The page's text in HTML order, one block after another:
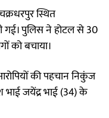
स्थित
गई। पुलिस ने होटल से 30
को बचाया।
की पहचान निकुंज
भाई जयेंद्र भाई (34) के